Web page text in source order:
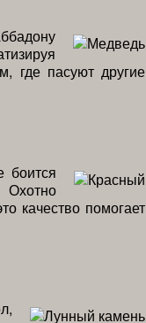
где пасуют другие
боится
Охотно
качество помогает